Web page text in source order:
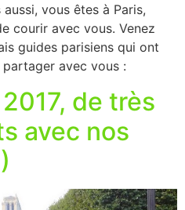
vous êtes à Paris,
courir avec vous. Venez
guides parisiens qui ont
avec vous :
de très
avec nos